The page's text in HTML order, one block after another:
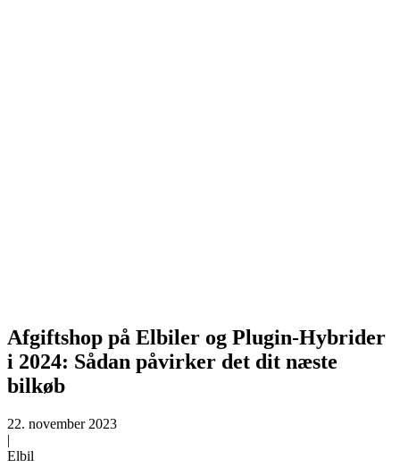
Afgiftshop på Elbiler og Plugin-Hybrider
i 2024: Sådan påvirker det dit næste
bilkøb
22. november 2023
|
Elbil